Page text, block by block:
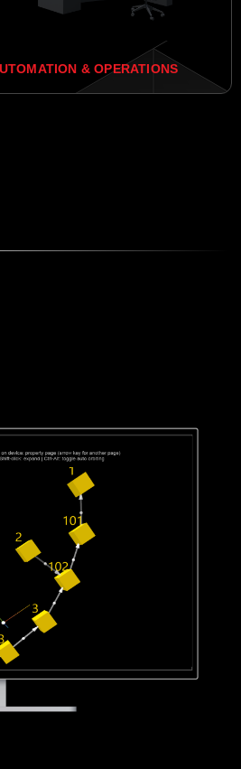
& OPERATIONS